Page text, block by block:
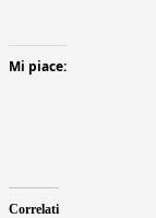
Mi piace:
Correlati